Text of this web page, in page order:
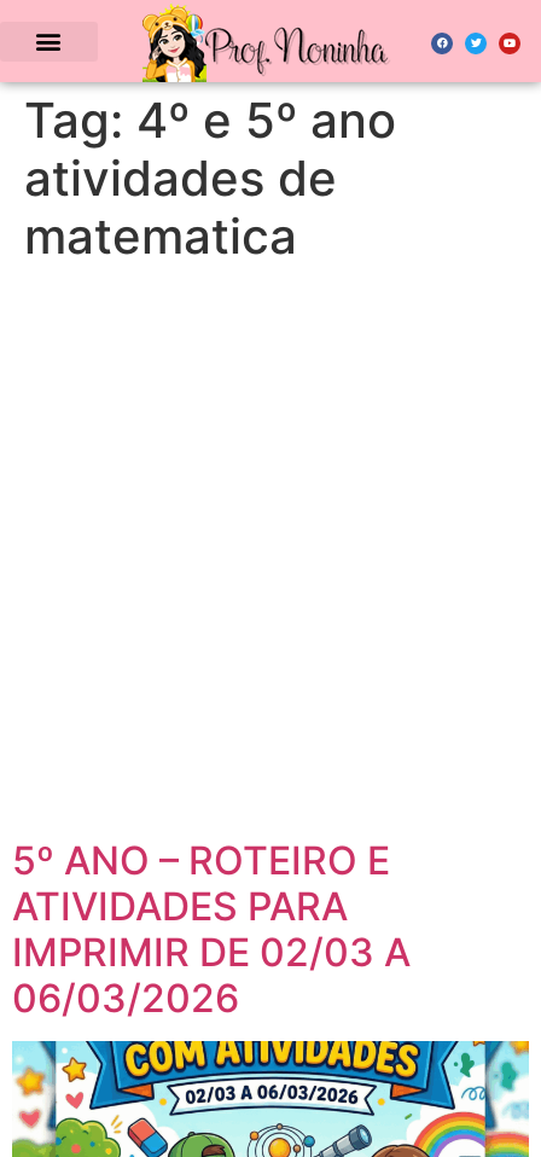
Tag: 4º e 5º ano
atividades de
matematica
5º ANO – ROTEIRO E
ATIVIDADES PARA
IMPRIMIR DE 02/03 A
06/03/2026